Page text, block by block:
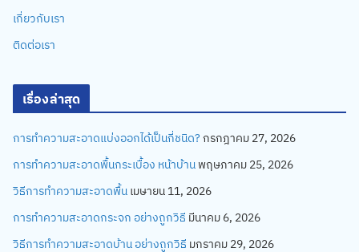
เกี่ยวกับเรา
ติดต่อเรา
เรื่องล่าสุด
การทำความสะอาดแบ่งออกได้เป็นกี่ชนิด? กรกฎาคม 27, 2026
การทำความสะอาดพื้นกระเบื้อง หน้าบ้าน พฤษภาคม 25, 2026
วิธีการทำความสะอาดพื้น เมษายน 11, 2026
การทำความสะอาดกระจก อย่างถูกวิธี มีนาคม 6, 2026
วิธีการทำความสะอาดบ้าน อย่างถูกวิธี มกราคม 29, 2026